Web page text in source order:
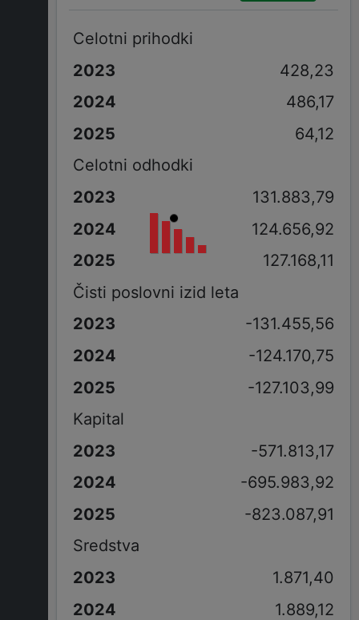
Celotni prihodki
428,23
486,17
64,12
Celotni odhodki
131.883,79
124.656,92
127.168,11
Čisti poslovni izid leta
-131.455,56
-124.170,75
-127.103,99
Kapital
-571.813,17
-695.983,92
-823.087,91
Sredstva
1.871,40
1.889,12